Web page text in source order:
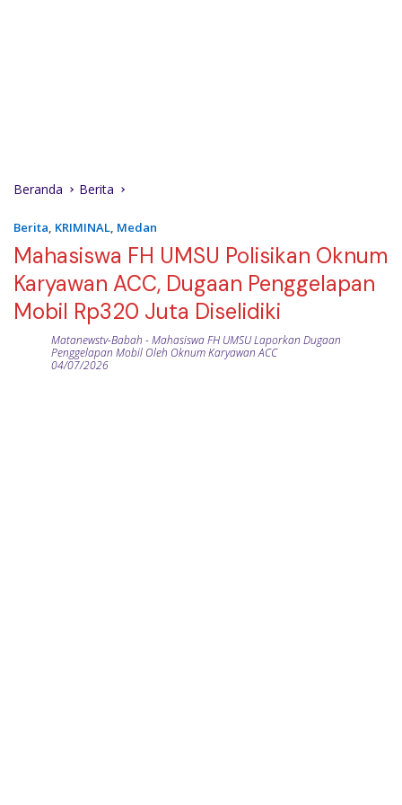
Beranda Berita
Berita, KRIMINAL, Medan
Mahasiswa FH UMSU Polisikan Oknum
Karyawan ACC, Dugaan Penggelapan
Mobil Rp320 Juta Diselidiki
Matanewstv-Babah -Mahasiswa FH UMSU Laporkan Dugaan
Penggelapan Mobil Oleh Oknum Karyawan ACC
04/07/2026